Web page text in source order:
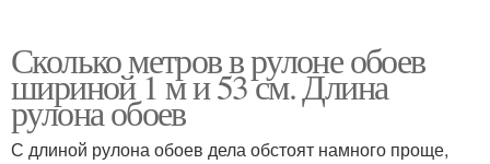
Сколько метров в рулоне обоев
шириной 1 м и 53 см. Длина
рулона обоев
С длиной рулона обоев дела обстоят намного проще,